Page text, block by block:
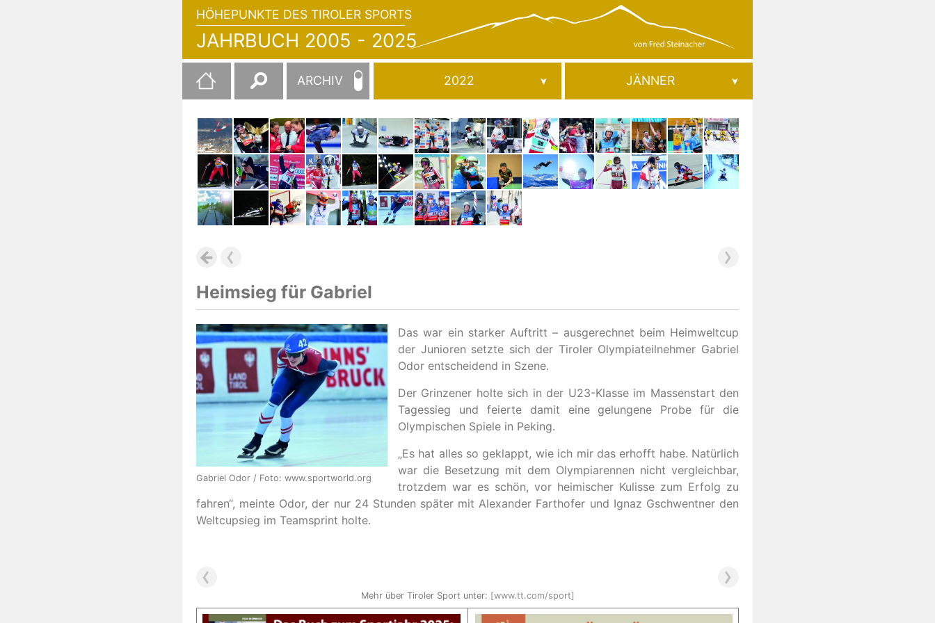
HÖHEPUNKTE DES TIROLER SPORTS
JAHRBUCH 2005 - 2025
JAHRBUCH
2005
2025
Suchen
nach:
ARCHIV 2022 JÄNNER
Heimsieg für Gabriel
Gabriel Odor / Foto: www.sportworld.org
Das war ein starker Auftritt – ausgerechnet beim Heimweltcup
der Junioren setzte sich der Tiroler Olympiateilnehmer Gabriel
Odor entscheidend in Szene.
Der Grinzener holte sich in der U23-Klasse im Massenstart den
Tagessieg und feierte damit eine gelungene Probe für die
Olympischen Spiele in Peking.
„Es hat alles so geklappt, wie ich mir das erhofft habe. Natürlich
war die Besetzung mit dem Olympiarennen nicht vergleichbar,
trotzdem war es schön, vor heimischer Kulisse zum Erfolg zu
fahren“, meinte Odor, der nur 24 Stunden später mit Alexander Farthofer und Ignaz Gschwentner den
Weltcupsieg im Teamsprint holte.
Mehr über Tiroler Sport unter: [www.tt.com/sport]